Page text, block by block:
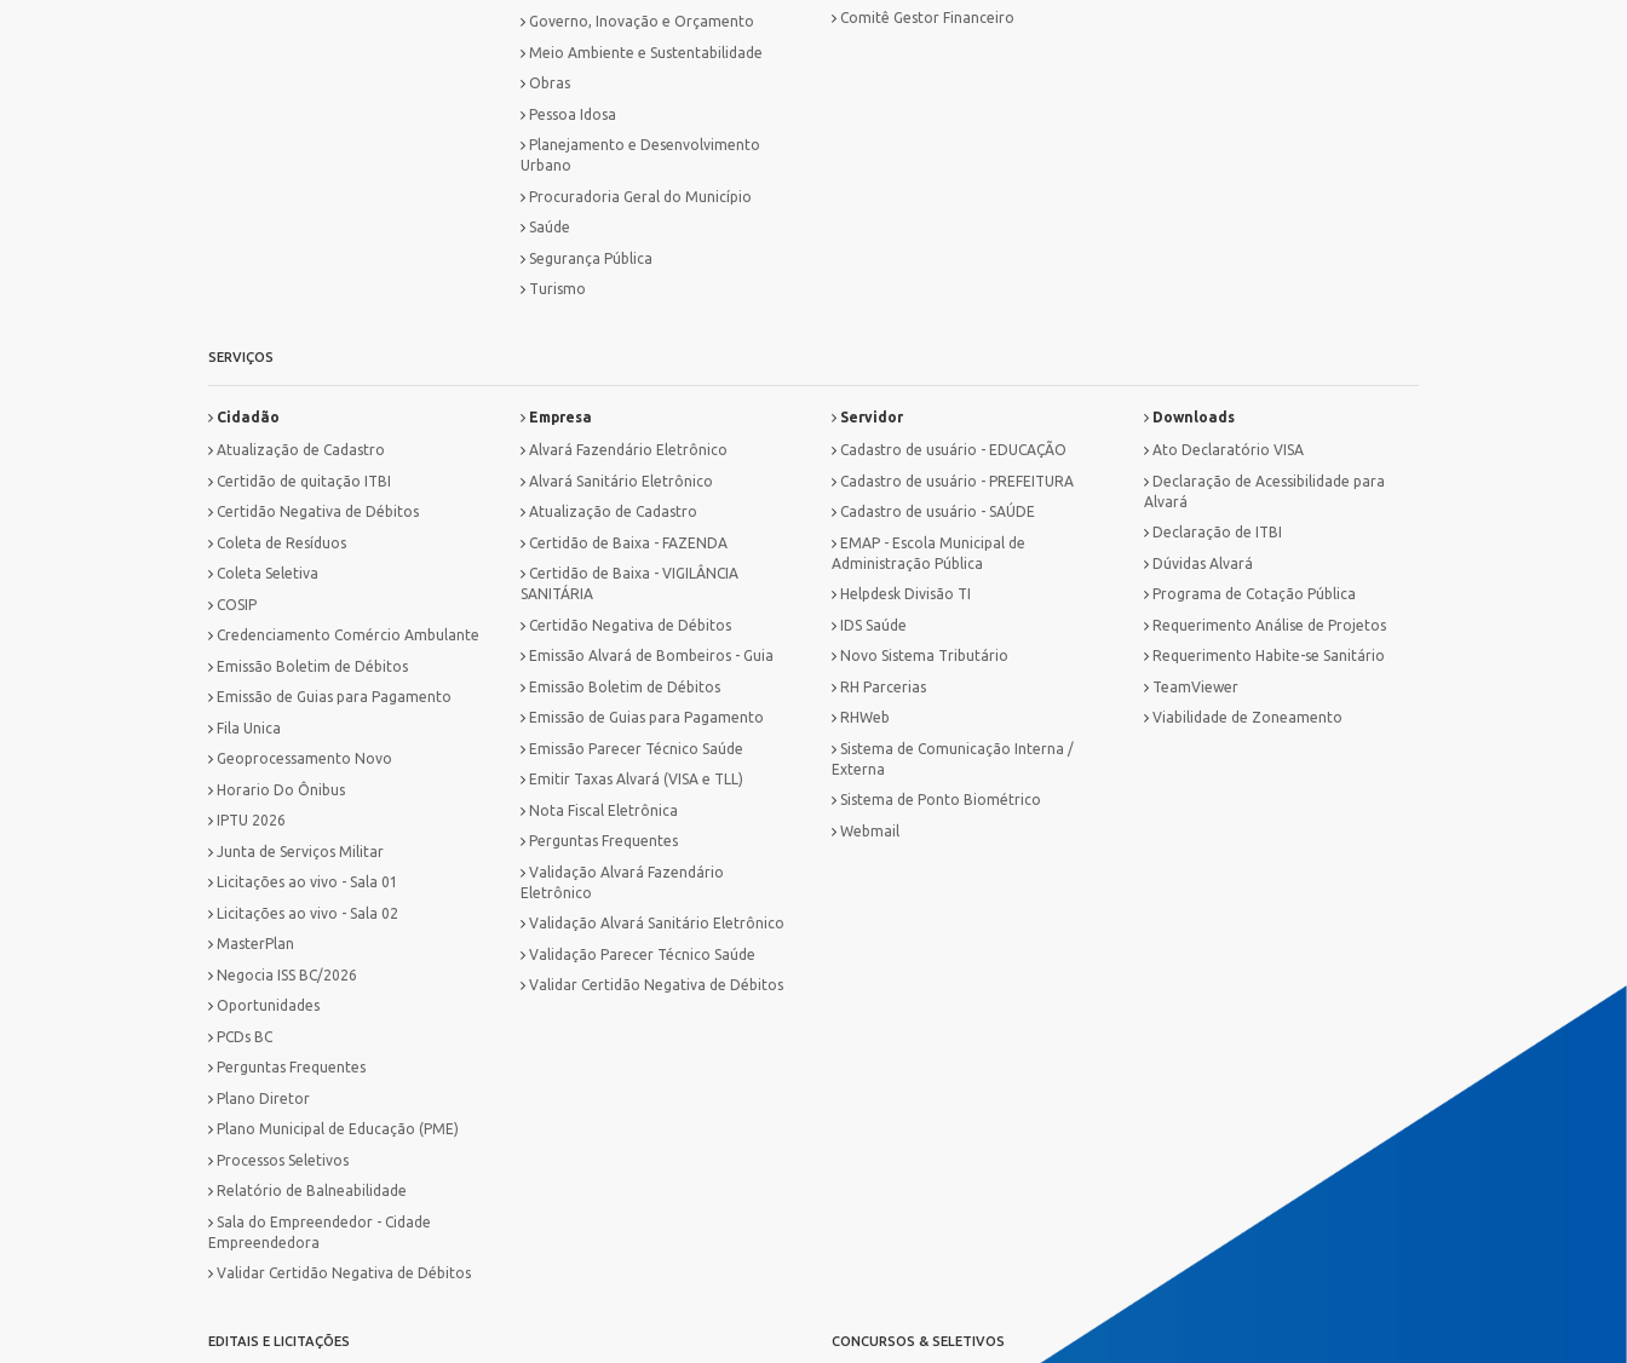
Governo, Inovação e Orçamento
Meio Ambiente e Sustentabilidade
Obras
Pessoa Idosa
Planejamento e Desenvolvimento
Urbano
Procuradoria Geral do Município
Saúde
Segurança Pública
Turismo
Comitê Gestor Financeiro
SERVIÇOS
Cidadão
Atualização de Cadastro
Certidão de quitação ITBI
Certidão Negativa de Débitos
Coleta de Resíduos
Coleta Seletiva
COSIP
Credenciamento Comércio Ambulante
Emissão Boletim de Débitos
Emissão de Guias para Pagamento
Fila Unica
Geoprocessamento Novo
Horario Do Ônibus
IPTU 2026
Junta de Serviços Militar
Licitações ao vivo - Sala 01
Licitações ao vivo - Sala 02
MasterPlan
Negocia ISS BC/2026
Oportunidades
PCDs BC
Perguntas Frequentes
Plano Diretor
Plano Municipal de Educação (PME)
Processos Seletivos
Relatório de Balneabilidade
Sala do Empreendedor - Cidade
Empreendedora
Validar Certidão Negativa de Débitos
Empresa
Alvará Fazendário Eletrônico
Alvará Sanitário Eletrônico
Atualização de Cadastro
Certidão de Baixa - FAZENDA
Certidão de Baixa - VIGILÂNCIA
SANITÁRIA
Certidão Negativa de Débitos
Emissão Alvará de Bombeiros - Guia
Emissão Boletim de Débitos
Emissão de Guias para Pagamento
Emissão Parecer Técnico Saúde
Emitir Taxas Alvará (VISA e TLL)
Nota Fiscal Eletrônica
Perguntas Frequentes
Validação Alvará Fazendário
Eletrônico
Validação Alvará Sanitário Eletrônico
Validação Parecer Técnico Saúde
Validar Certidão Negativa de Débitos
Servidor
Cadastro de usuário - EDUCAÇÃO
Cadastro de usuário - PREFEITURA
Cadastro de usuário - SAÚDE
EMAP - Escola Municipal de
Administração Pública
Helpdesk Divisão TI
IDS Saúde
Novo Sistema Tributário
RH Parcerias
RHWeb
Sistema de Comunicação Interna /
Externa
Sistema de Ponto Biométrico
Webmail
Downloads
Ato Declaratório VISA
Declaração de Acessibilidade para
Alvará
Declaração de ITBI
Dúvidas Alvará
Programa de Cotação Pública
Requerimento Análise de Projetos
Requerimento Habite-se Sanitário
TeamViewer
Viabilidade de Zoneamento
EDITAIS E LICITAÇÕES CONCURSOS & SELETIVOS